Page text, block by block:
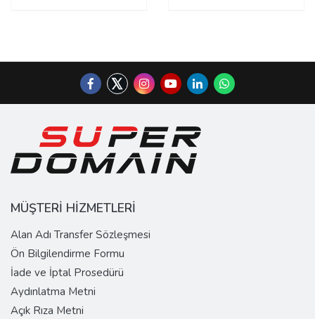
MÜŞTERİ HİZMETLERİ
Alan Adı Transfer Sözleşmesi
Ön Bilgilendirme Formu
İade ve İptal Prosedürü
Aydınlatma Metni
Açık Rıza Metni